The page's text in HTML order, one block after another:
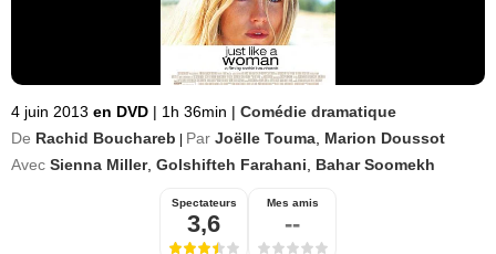
4 juin 2013 en DVD | 1h 36min | Comédie dramatique
De Rachid Bouchareb Par Joëlle Touma Marion Doussot
Avec Sienna Miller, Golshifteh Farahani Bahar Soomekh
Spectateurs
3,6
Mes amis
--